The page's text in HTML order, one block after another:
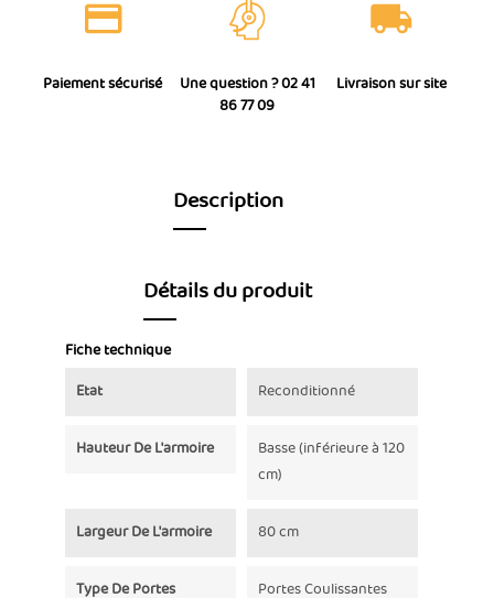
Paiement sécurisé
Une question ? 02 41
86 77 09
Livraison sur site
Description
Détails du produit
Fiche technique
Etat
Reconditionné
Hauteur De L'armoire
Basse (inférieure à 120
cm)
Largeur De L'armoire 80 cm
Type De Portes Portes Coulissantes